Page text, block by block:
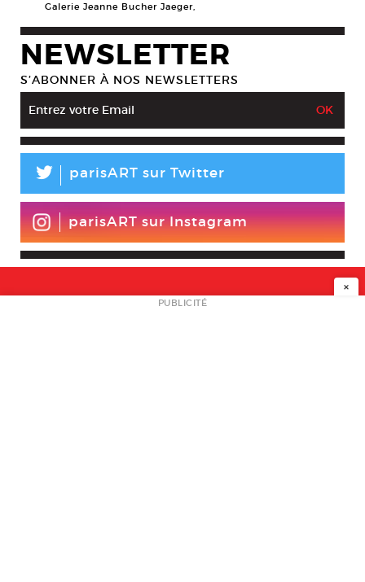
Galerie Jeanne Bucher Jaeger,
NEWSLETTER
S’ABONNER À NOS NEWSLETTERS
L parisART sur Twitter
parisART sur Instagram
NEWSLETTER
×
PUBLICITÉ